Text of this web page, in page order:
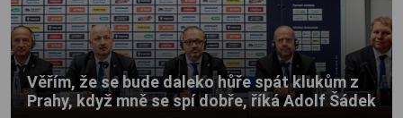
Věřím, že se bude daleko hůře spát klukům z
Prahy, když mně se spí dobře, říká Adolf Šádek